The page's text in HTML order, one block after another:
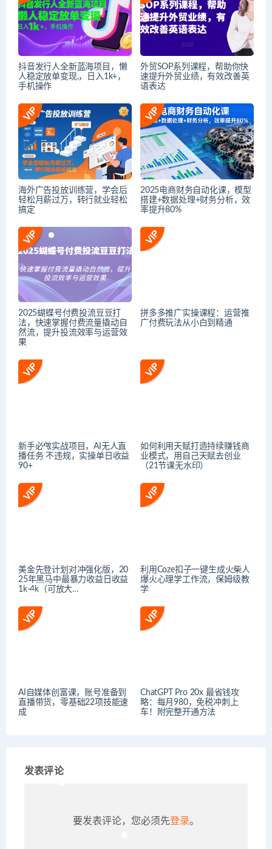
抖音发行人全新蓝海项目，懒
人稳定放单变现,，日入1k+，
手机操作
外贸SOP系列课程，帮助你快
速提升外贸业绩，有效改善英
语表达
海外广告投放训练营，学会后
轻松月薪过万，转行就业轻松
搞定
2025电商财务自动化课，模型
搭建+数据处理+财务分析，效
率提升80%
2025蝴蝶号付费投流豆豆打
法，快速掌握付费流量撬动自
然流，提升投流效率与运营效
果
拼多多推广实操课程：运营推
广付费玩法从小白到精通
新手必做实战项目，AI无人直
播任务 不违规，实操单日收益
90+
如何利用天赋打造持续赚钱商
业模式，用自己天赋去创业
（21节课无水印）
美金先登计划对冲强化版，20
25年黑马中最暴力收益日收益
1k-4k（可放大…
利用Coze扣子一键生成火柴人
爆火心理学工作流，保姆级教
学
AI自媒体创富课，账号准备到
直播带货，零基础22项技能速
成
ChatGPT Pro 20x 最省钱攻
略：每月980，免税冲刺上
车！附完整开通方法
发表评论
要发表评论，您必须先登录。